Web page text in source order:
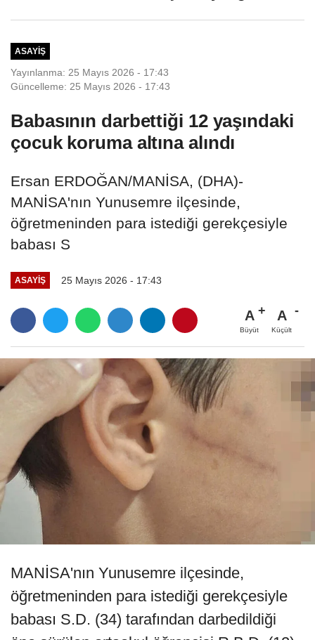
ASAYIŞ
Yayınlanma: 25 Mayıs 2026 - 17:43
Güncelleme: 25 Mayıs 2026 - 17:43
Babasının darbettiği 12 yaşındaki
çocuk koruma altına alındı
Ersan ERDOĞAN/MANİSA, (DHA)-
MANİSA'nın Yunusemre ilçesinde,
öğretmeninden para istediği gerekçesiyle
babası S
ASAYIŞ 25 Mayıs 2026 - 17:43
A
Büyüt
A
Küçült
MANİSA'nın Yunusemre ilçesinde,
öğretmeninden para istediği gerekçesiyle
babası S.D. (34) tarafından darbedildiği